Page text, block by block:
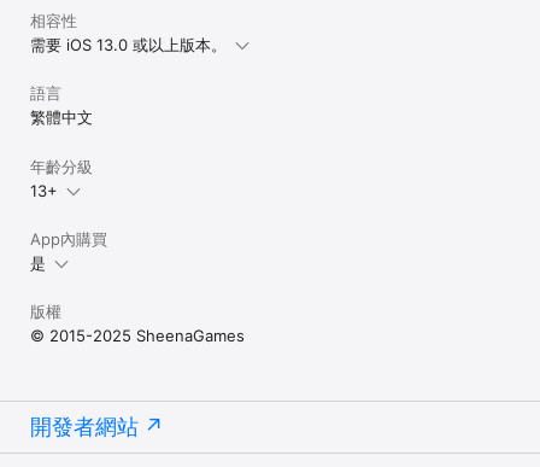
相容性
需要 iOS 13.0 或以上版本。
語言
繁體中文
年齡分級
13+
App內購買
是
版權
© 2015-2025 SheenaGames
開發者網站